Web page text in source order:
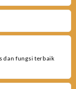
dan fungsi terbaik